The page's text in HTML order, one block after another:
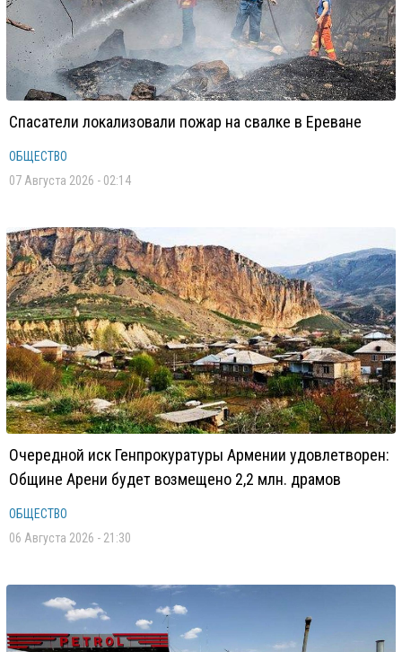
Спасатели локализовали пожар на свалке в Ереване
ОБЩЕСТВО
07 Августа 2026 - 02:14
Очередной иск Генпрокуратуры Армении удовлетворен:
Общине Арени будет возмещено 2,2 млн. драмов
ОБЩЕСТВО
06 Августа 2026 - 21:30